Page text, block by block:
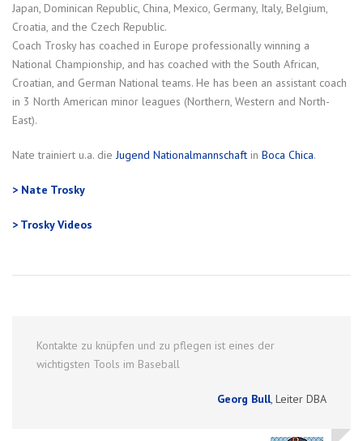
Japan, Dominican Republic, China, Mexico, Germany, Italy, Belgium,
Croatia, and the Czech Republic.
Coach Trosky has coached in Europe professionally winning a
National Championship, and has coached with the South African,
Croatian, and German National teams. He has been an assistant coach
in 3 North American minor leagues (Northern, Western and North-
East).
Nate trainiert u.a. dieJugend Nationalmannschaft in Boca Chica.
> Nate Trosky
> Trosky Videos
Kontakte zu knüpfen und zu pflegen ist eines der
wichtigsten Tools im Baseball
Georg Bull, Leiter DBA